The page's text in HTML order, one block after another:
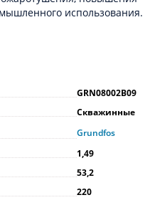
использования.
GRN08002B09
Скважинные
Grundfos
1,49
53,2
220